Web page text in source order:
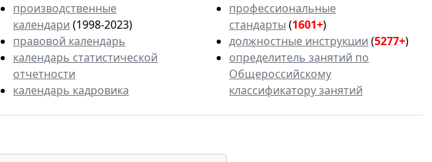
производственные
календари (1998-2023)
правовой календарь
календарь статистической
отчетности
календарь кадровика
профессиональные
стандарты (1601+)
должностные инструкции (5277+)
определитель занятий по
Общероссийскому
классификатору занятий